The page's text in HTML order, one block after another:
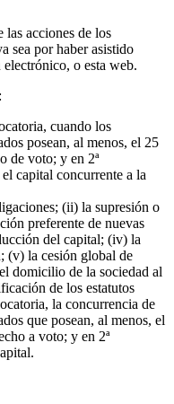
las acciones de los
sea por haber asistido
o esta web.
cuando los
posean, al menos, el 25
de voto; y en 2ª
capital concurrente a la
(ii) la supresión o
preferente de nuevas
del capital; (iv) la
(v) la cesión global de
domicilio de la sociedad al
de los estatutos
la concurrencia de
que posean, al menos, el
a voto; y en 2ª